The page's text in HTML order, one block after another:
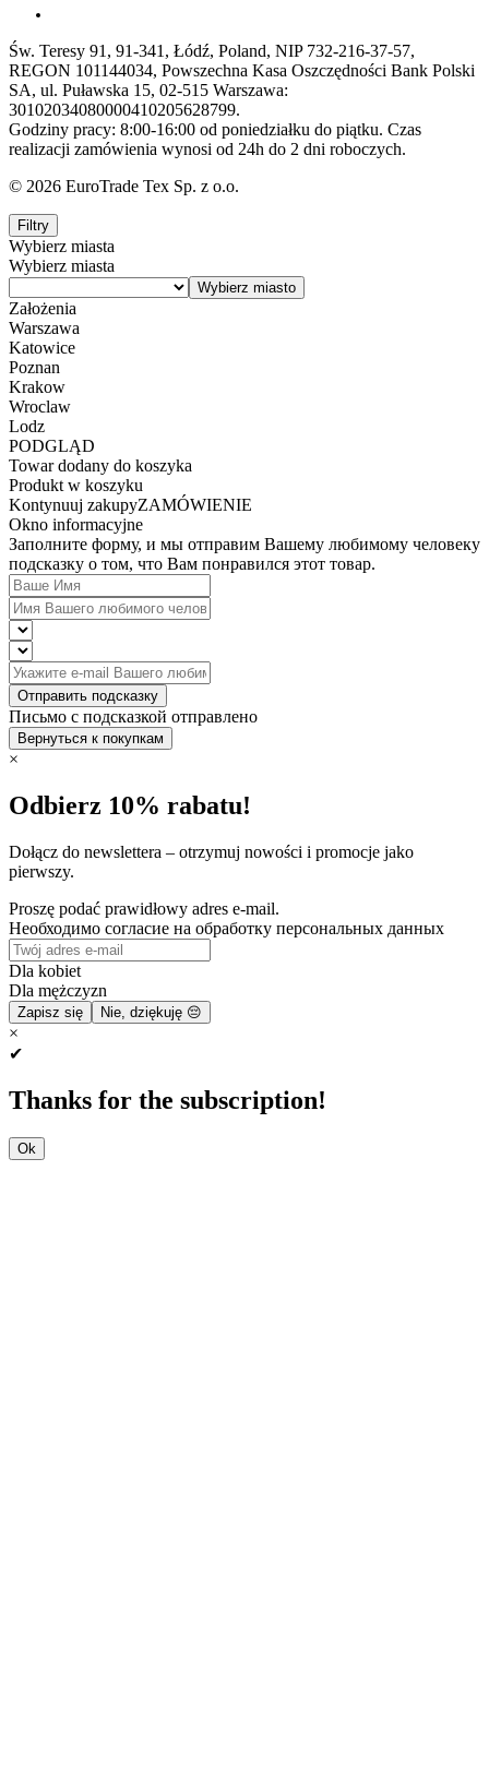
Św. Teresy 91, 91-341, Łódź, Poland, NIP 732-216-37-57,
REGON 101144034, Powszechna Kasa Oszczędności Bank Polski
SA, ul. Puławska 15, 02-515 Warszawa:
30102034080000410205628799.
Godziny pracy: 8:00-16:00 od poniedziałku do piątku. Czas
realizacji zamówienia wynosi od 24h do 2 dni roboczych.
© 2026 EuroTrade Tex Sp. z o.o.
Filtry
Wybierz miasta
Wybierz miasta
Założenia
Warszawa
Katowice
Poznan
Krakow
Wroclaw
Lodz
PODGLĄD
Towar dodany do koszyka
Produkt w koszyku
Kontynuuj zakupyZAMÓWIENIE
Okno informacyjne
Заполните форму, и мы отправим Вашему любимому человеку
подсказку о том, что Вам понравился этот товар.
Отправить подсказку
Письмо с подсказкой отправлено
Вернуться к покупкам
×
Odbierz 10% rabatu!
Dołącz do newslettera – otrzymuj nowości i promocje jako
pierwszy.
Proszę podać prawidłowy adres e-mail.
Необходимо согласие на обработку персональных данных
Dla kobiet
Dla mężczyzn
Zapisz się Nie, dziękuję 😔
×
✔
Thanks for the subscription!
Ok